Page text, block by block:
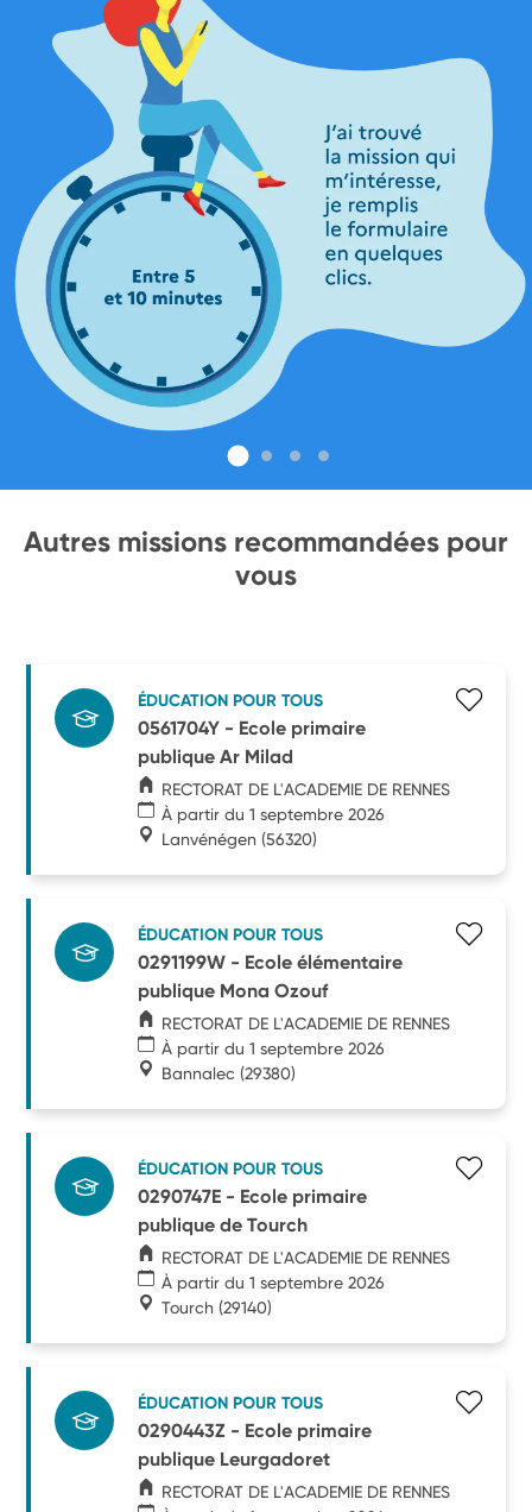
Autres missions recommandées pour
vous
ÉDUCATION POUR TOUS
0561704Y - Ecole primaire
publique Ar Milad
RECTORAT DE L'ACADEMIE DE RENNES
À partir du 1 septembre 2026
Lanvénégen (56320)
ÉDUCATION POUR TOUS
0291199W - Ecole élémentaire
publique Mona Ozouf
RECTORAT DE L'ACADEMIE DE RENNES
À partir du 1 septembre 2026
Bannalec (29380)
ÉDUCATION POUR TOUS
0290747E - Ecole primaire
publique de Tourch
RECTORAT DE L'ACADEMIE DE RENNES
À partir du 1 septembre 2026
Tourch (29140)
ÉDUCATION POUR TOUS
0290443Z - Ecole primaire
publique Leurgadoret
RECTORAT DE L'ACADEMIE DE RENNES